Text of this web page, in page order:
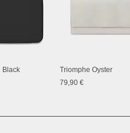
Black
Triomphe Oyster
79,90 €